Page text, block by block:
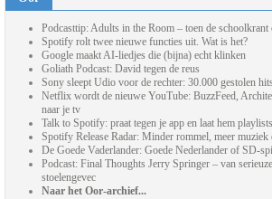
Podcasttip: Adults in the Room – toen de schoolkrant
Spotify rolt twee nieuwe functies uit. Wat is het?
Google maakt AI-liedjes die (bijna) echt klinken
Goliath Podcast: David tegen de reus
Sony sleept Udio voor de rechter: 30.000 gestolen
Netflix wordt de nieuwe YouTube: BuzzFeed,
naar je tv
Talk to Spotify: praat tegen je app en laat hem
Spotify Release Radar: Minder rommel, meer muziek
De Goede Vaderlander: Goede Nederlander of SD-
Podcast: Final Thoughts Jerry Springer – van
stoelengevec
Naar het Oor-archief...